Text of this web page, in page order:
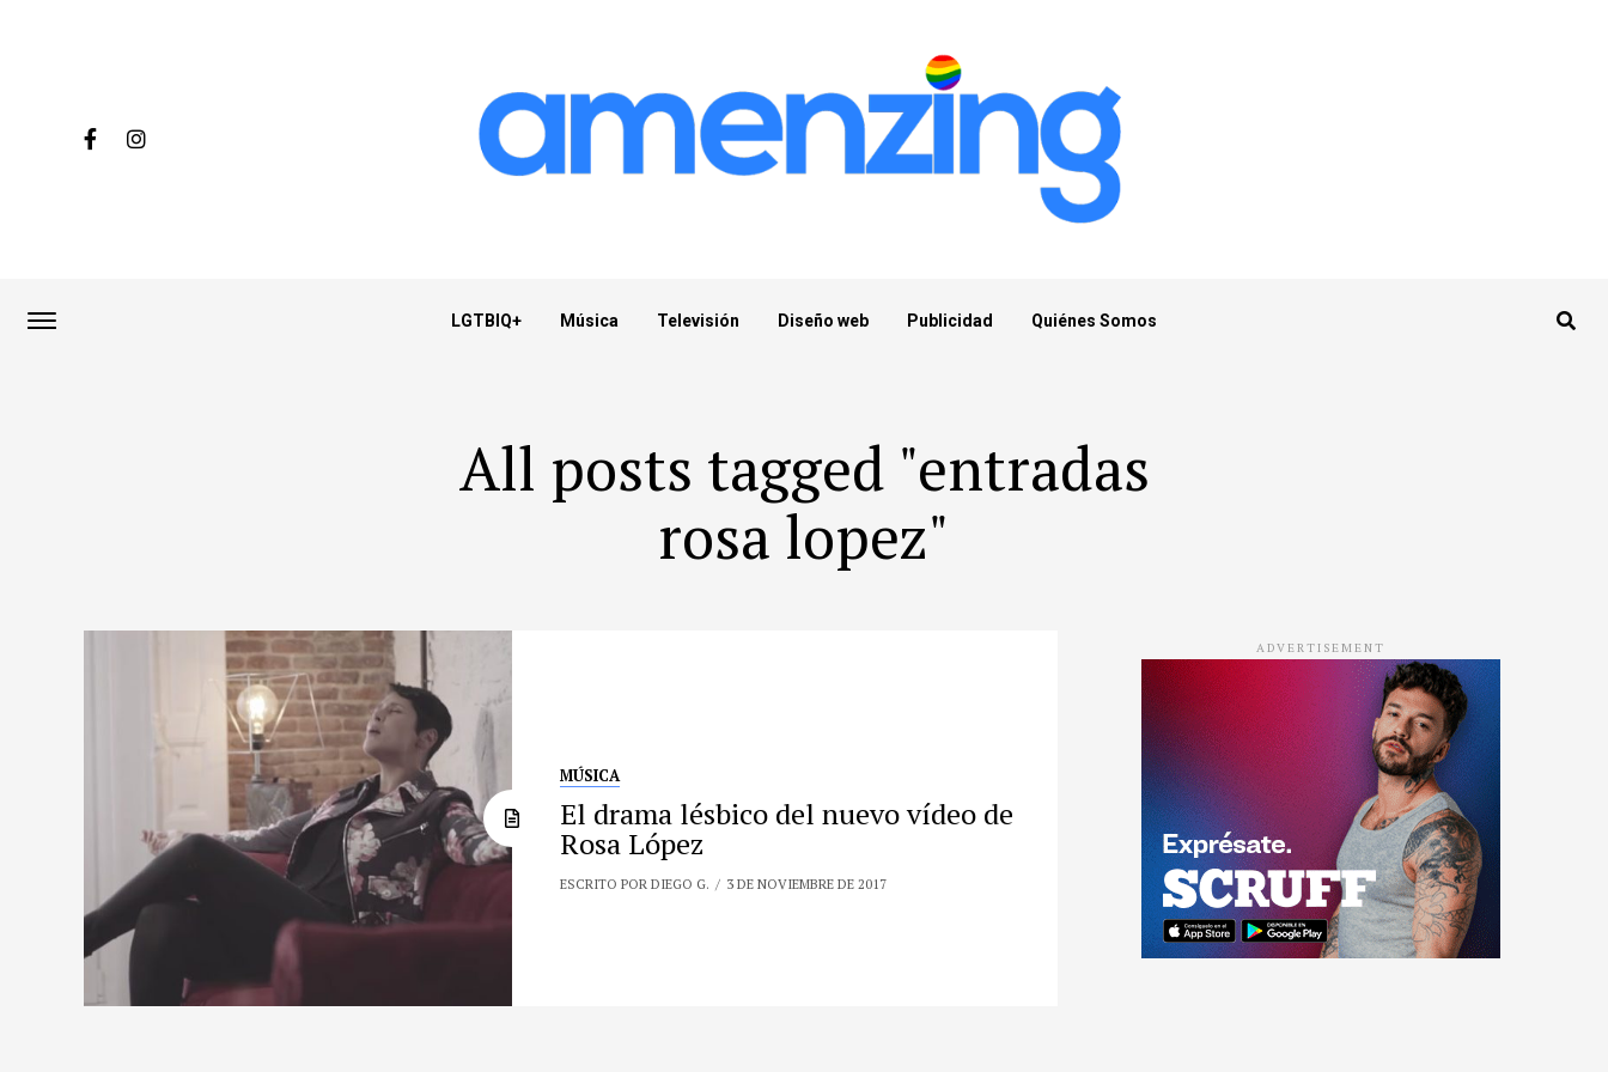
LGTBIQ+ Música Televisión Diseño web Publicidad Quiénes Somos
All posts tagged "entradas
rosa lopez"
MÚSICA
El drama lésbico del nuevo vídeo de
Rosa López
ESCRITO POR DIEGO G. 3 DE NOVIEMBRE DE 2017
ADVERTISEMENT